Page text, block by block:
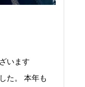
います
た。 本年も